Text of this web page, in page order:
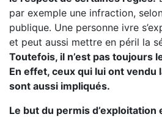
par exemple une infraction,
publique. Une personne ivre
et peut aussi mettre en péril la
Toutefois, il n’est pas toujours
En effet, ceux qui lui ont vendu
sont aussi impliqués.
Le but du permis d’exploitation